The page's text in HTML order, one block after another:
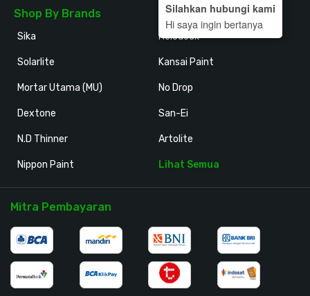
Shop By Brands
Sika
Solarlite
Mortar Utama (MU)
Dextone
N.D Thinner
Nippon Paint
Holodeck
Kansai Paint
No Drop
San-Ei
Artolite
Lihat Semua
Mitra Pembayaran
Silahkan hubungi kami
Hi saya ingin bertanya